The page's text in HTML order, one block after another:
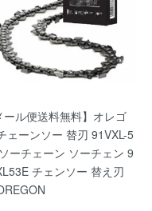
ール便送料無料】オレゴ
ェーンソー 替刃 91VXL-5
ーチェーン ソーチェン 9
チェンソー 替え刃